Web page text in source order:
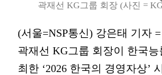
곽재선 KG그룹 회장 (사진 =
(서울=NSP통신) 강은태 기자 =
곽재선 KG그룹 회장이 한국
최한 ‘2026 한국의 경영자상’